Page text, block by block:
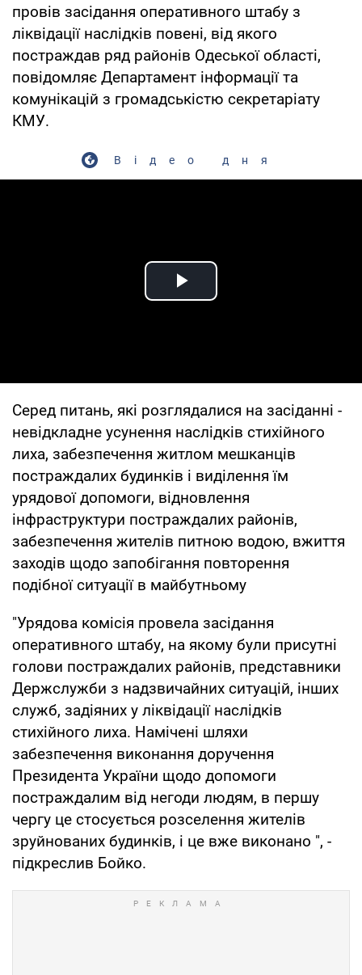
провів засідання оперативного штабу з
ліквідації наслідків повені, від якого
постраждав ряд районів Одеської області,
повідомляє Департамент інформації та
комунікацій з громадськістю секретаріату
КМУ.
Відео дня
Play Video
Серед питань, які розглядалися на засіданні -
невідкладне усунення наслідків стихійного
лиха, забезпечення житлом мешканців
постраждалих будинків і виділення їм
урядової допомоги, відновлення
інфраструктури постраждалих районів,
забезпечення жителів питною водою, вжиття
заходів щодо запобігання повторення
подібної ситуації в майбутньому
"Урядова комісія провела засідання
оперативного штабу, на якому були присутні
голови постраждалих районів, представники
Держслужби з надзвичайних ситуацій, інших
служб, задіяних у ліквідації наслідків
стихійного лиха. Намічені шляхи
забезпечення виконання доручення
Президента України щодо допомоги
постраждалим від негоди людям, в першу
чергу це стосується розселення жителів
зруйнованих будинків, і це вже виконано ", -
підкреслив Бойко.